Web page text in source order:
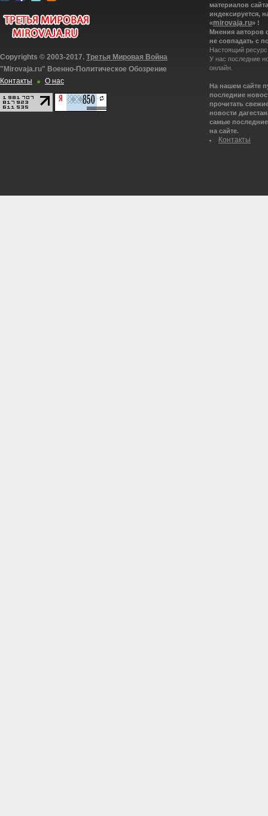
Copyrights © 2003-2017. Третья Мировая Война
"Mirovaja.ru" Военно-Политическое Обозрение
Контакты
О нас
материалов
индексируется,
«mirovaja.ru» !
Мнения авторов
не совпадать с
Настоящий
У нас последние
онлайн.
На нашем сайте
последние
прочитать
новости
самые
на сайте.
Контакты